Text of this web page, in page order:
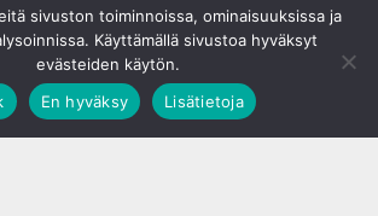
sivuston toiminnoissa, ominaisuuksissa ja
Käyttämällä sivustoa hyväksyt
evästeiden käytön.
En hyväksy Lisätietoja